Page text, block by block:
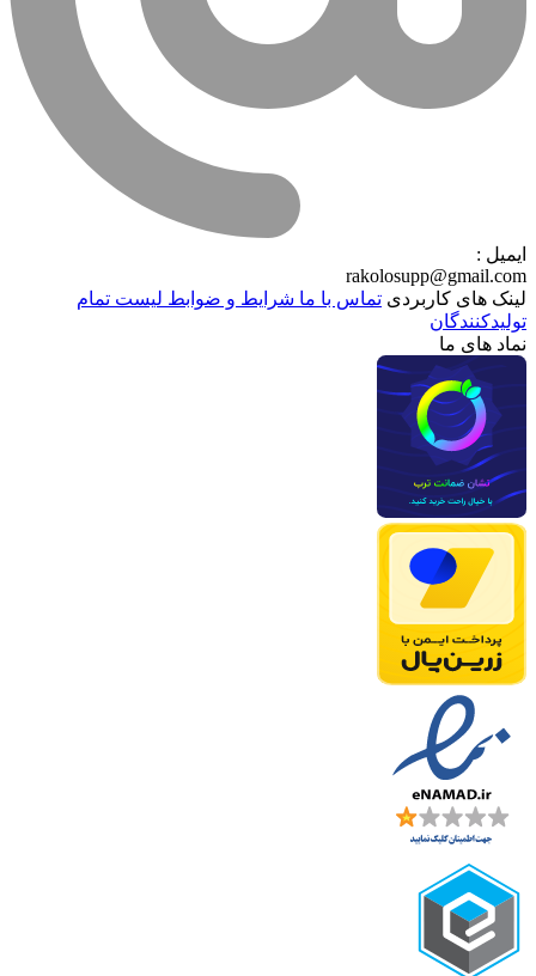
ایمیل :
rakolosupp@gmail.com
لینک های کاربردی تماس با ماشرایط و ضوابطلیست تمام
تولیدکنندگان
نماد های ما